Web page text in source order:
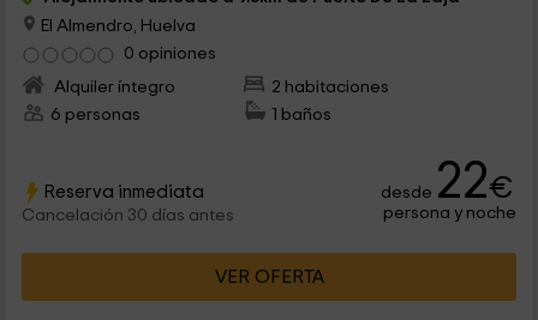
El Almendro, Huelva
0 opiniones
Alquiler íntegro
2 habitaciones
6 personas
1 baños
Reserva inmediata
Cancelación 30 días antes
desde 22€
persona y noche
VER OFERTA